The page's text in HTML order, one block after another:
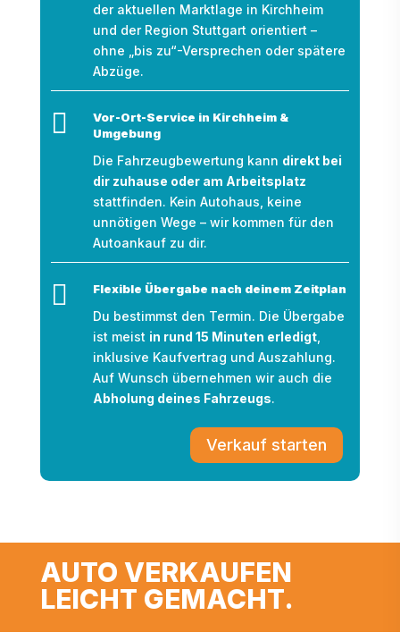
der aktuellen Marktlage in Kirchheim
und der Region Stuttgart orientiert –
ohne „bis zu“-Versprechen oder spätere
Abzüge.

Vor-Ort-Service in Kirchheim &
Umgebung
Die Fahrzeugbewertung kann direkt bei
dir zuhause oder am Arbeitsplatz
stattfinden. Kein Autohaus, keine
unnötigen Wege – wir kommen für den
Autoankauf zu dir.
 Flexible Übergabe nach deinem Zeitplan
Du bestimmst den Termin. Die Übergabe
ist meist in rund 15 Minuten erledigt,
inklusive Kaufvertrag und Auszahlung.
Auf Wunsch übernehmen wir auch die
Abholung deines Fahrzeugs.
Verkauf starten
AUTO VERKAUFEN
LEICHT GEMACHT.